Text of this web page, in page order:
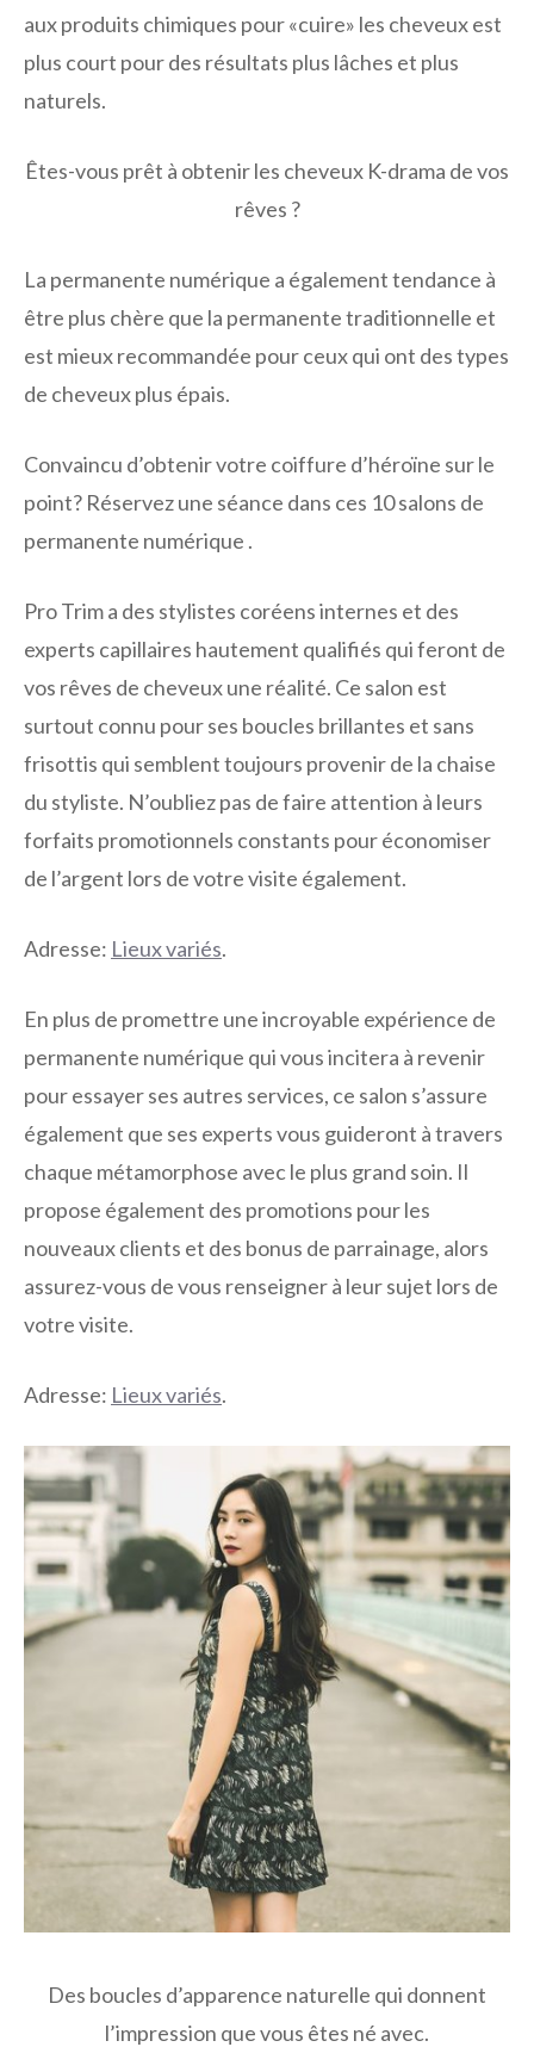
aux produits chimiques pour «cuire» les cheveux est
plus court pour des résultats plus lâches et plus
naturels.
Êtes-vous prêt à obtenir les cheveux K-drama de vos
rêves ?
La permanente numérique a également tendance à
être plus chère que la permanente traditionnelle et
est mieux recommandée pour ceux qui ont des types
de cheveux plus épais.
Convaincu d’obtenir votre coiffure d’héroïne sur le
point? Réservez une séance dans ces 10 salons de
permanente numérique .
Pro Trim a des stylistes coréens internes et des
experts capillaires hautement qualifiés qui feront de
vos rêves de cheveux une réalité. Ce salon est
surtout connu pour ses boucles brillantes et sans
frisottis qui semblent toujours provenir de la chaise
du styliste. N’oubliez pas de faire attention à leurs
forfaits promotionnels constants pour économiser
de l’argent lors de votre visite également.
Adresse: Lieux variés.
En plus de promettre une incroyable expérience de
permanente numérique qui vous incitera à revenir
pour essayer ses autres services, ce salon s’assure
également que ses experts vous guideront à travers
chaque métamorphose avec le plus grand soin. Il
propose également des promotions pour les
nouveaux clients et des bonus de parrainage, alors
assurez-vous de vous renseigner à leur sujet lors de
votre visite.
Adresse: Lieux variés.
Des boucles d’apparence naturelle qui donnent
l’impression que vous êtes né avec.